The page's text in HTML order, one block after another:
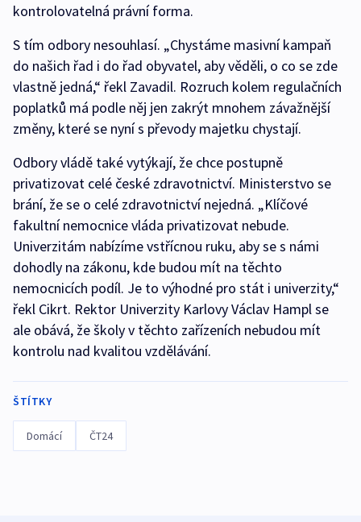
kontrolovatelná právní forma.
S tím odbory nesouhlasí. „Chystáme masivní kampaň
do našich řad i do řad obyvatel, aby věděli, o co se zde
vlastně jedná,“ řekl Zavadil. Rozruch kolem regulačních
poplatků má podle něj jen zakrýt mnohem závažnější
změny, které se nyní s převody majetku chystají.
Odbory vládě také vytýkají, že chce postupně
privatizovat celé české zdravotnictví. Ministerstvo se
brání, že se o celé zdravotnictví nejedná. „Klíčové
fakultní nemocnice vláda privatizovat nebude.
Univerzitám nabízíme vstřícnou ruku, aby se s námi
dohodly na zákonu, kde budou mít na těchto
nemocnicích podíl. Je to výhodné pro stát i univerzity,“
řekl Cikrt. Rektor Univerzity Karlovy Václav Hampl se
ale obává, že školy v těchto zařízeních nebudou mít
kontrolu nad kvalitou vzdělávání.
ŠTÍTKY
Domácí ČT24